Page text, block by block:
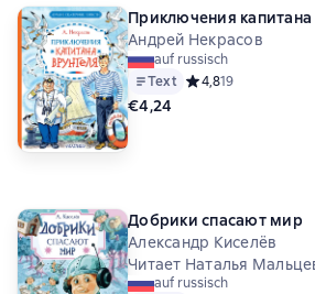
Приключения капитана
Андрей Некрасов
auf russisch
Text Средний рейтинг
4,819
€4,24
Добрики спасают мир
Александр Киселёв
Читает Наталья
auf russisch